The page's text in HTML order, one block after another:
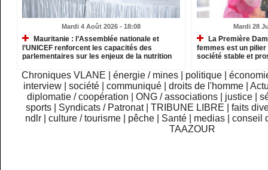
Mardi 4 Août 2026 - 18:08
Mauritanie : l’Assemblée nationale et
l’UNICEF renforcent les capacités des
parlementaires sur les enjeux de la nutrition
Mardi 28
La Première
femmes est un
société stable et
Chroniques VLANE énergie / mines politique
interview
|société |communiqué |droits de l'homme |
diplomatie / coopération
ONG / associations justice
sports
Syndicats / Patronat TRIBUNE LIBRE
faits
ndlr
|culture / tourisme pêche Santé medias |conseil
TAAZOUR